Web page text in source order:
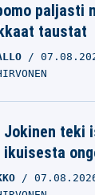
paljasti
taustat
Jokinen teki
ikuisesta